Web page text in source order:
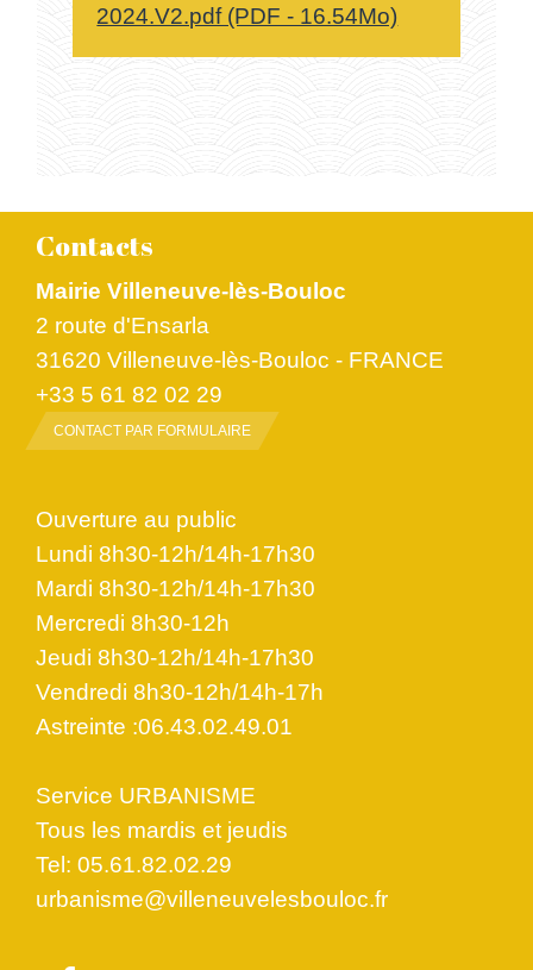
2024.V2.pdf (PDF - 16.54Mo)
Contacts
Mairie Villeneuve-lès-Bouloc
2 route d'Ensarla
31620 Villeneuve-lès-Bouloc - FRANCE
+33 5 61 82 02 29
CONTACT PAR FORMULAIRE
Ouverture au public
Lundi 8h30-12h/14h-17h30
Mardi 8h30-12h/14h-17h30
Mercredi 8h30-12h
Jeudi 8h30-12h/14h-17h30
Vendredi 8h30-12h/14h-17h
Astreinte :06.43.02.49.01
Service URBANISME
Tous les mardis et jeudis
Tel: 05.61.82.02.29
urbanisme@villeneuvelesbouloc.fr